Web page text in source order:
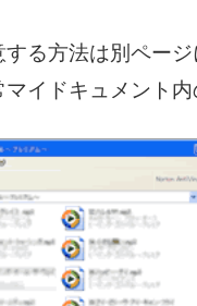
る方法は別ペー
イドキュメント